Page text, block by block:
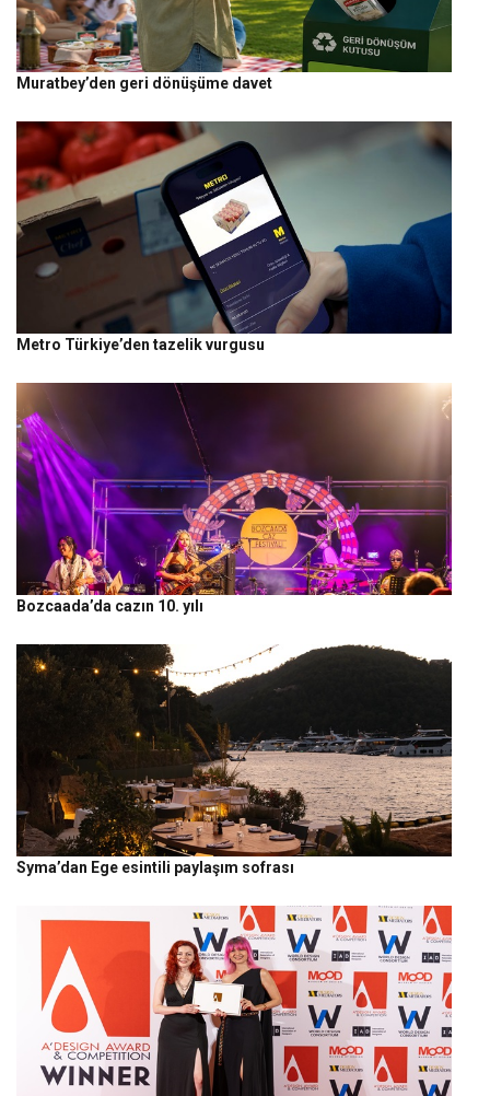
Muratbey’den geri dönüşüme davet
Metro Türkiye’den tazelik vurgusu
Bozcaada’da cazın 10. yılı
Syma’dan Ege esintili paylaşım sofrası